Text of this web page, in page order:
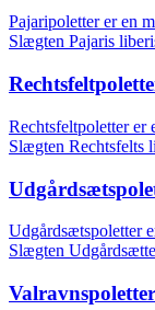
Pajaripoletter er en
Slægten Pajaris
Rechtsfeltpoletter er
Slægten Rechtsfelts
Udgårdsætspoletter
Slægten
Valravnspoletter